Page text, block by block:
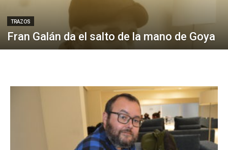
TRAZOS
Fran Galán da el salto de la mano de Goya